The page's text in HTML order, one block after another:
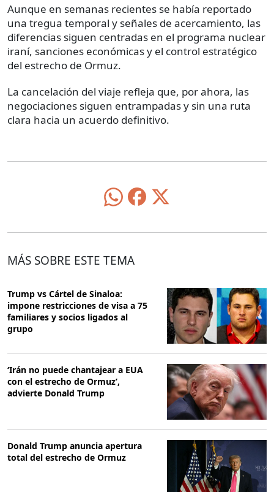
Aunque en semanas recientes se había reportado
una tregua temporal y señales de acercamiento, las
diferencias siguen centradas en el programa nuclear
iraní, sanciones económicas y el control estratégico
del estrecho de Ormuz.
La cancelación del viaje refleja que, por ahora, las
negociaciones siguen entrampadas y sin una ruta
clara hacia un acuerdo definitivo.
MÁS SOBRE ESTE TEMA
Trump vs Cártel de Sinaloa:
impone restricciones de visa a 75
familiares y socios ligados al
grupo
‘Irán no puede chantajear a EUA
con el estrecho de Ormuz’,
advierte Donald Trump
Donald Trump anuncia apertura
total del estrecho de Ormuz